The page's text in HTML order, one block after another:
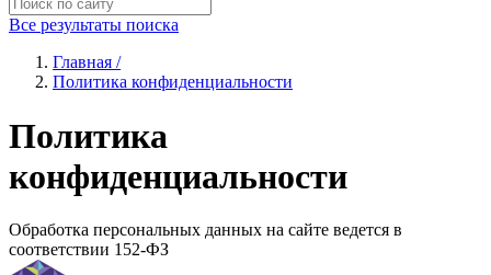
Все результаты поиска
Главная /
Политика конфиденциальности
Политика
конфиденциальности
Обработка персональных данных на сайте ведется в
соответствии 152-ФЗ